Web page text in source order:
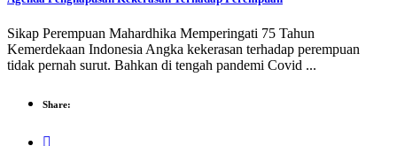
Sikap Perempuan Mahardhika Memperingati 75 Tahun
Kemerdekaan Indonesia Angka kekerasan terhadap perempuan
tidak pernah surut. Bahkan di tengah pandemi Covid ...
Share: